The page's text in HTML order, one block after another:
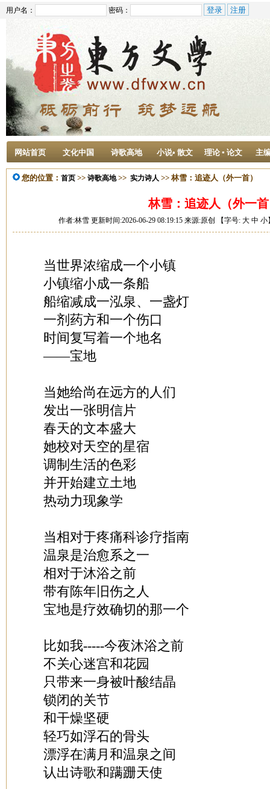
用户名： 密码：
网站首页 文化中国 诗歌高地 小说• 散文 理论 ▪ 论文 主
您的位置： 首页 >> 诗歌高地>> 实力诗人 >> 林雪：追迹人（外一首）
林雪：追迹人（外一
作者:林雪 更新时间:2026-06-29 08:19:15 来源:原创 【字号: 大 中 小
当世界浓缩成一个小镇
小镇缩小成一条船
船缩减成一泓泉、一盏灯
一剂药方和一个伤口
时间复写着一个地名
——宝地
当她给尚在远方的人们
发出一张明信片
春天的文本盛大
她校对天空的星宿
调制生活的色彩
并开始建立土地
热动力现象学
当相对于疼痛科诊疗指南
温泉是治愈系之一
相对于沐浴之前
带有陈年旧伤之人
宝地是疗效确切的那一个
比如我-----今夜沐浴之前
不关心迷宫和花园
只带来一身被叶酸结晶
锁闭的关节
和干燥坚硬
轻巧如浮石的骨头
漂浮在满月和温泉之间
认出诗歌和蹒跚天使